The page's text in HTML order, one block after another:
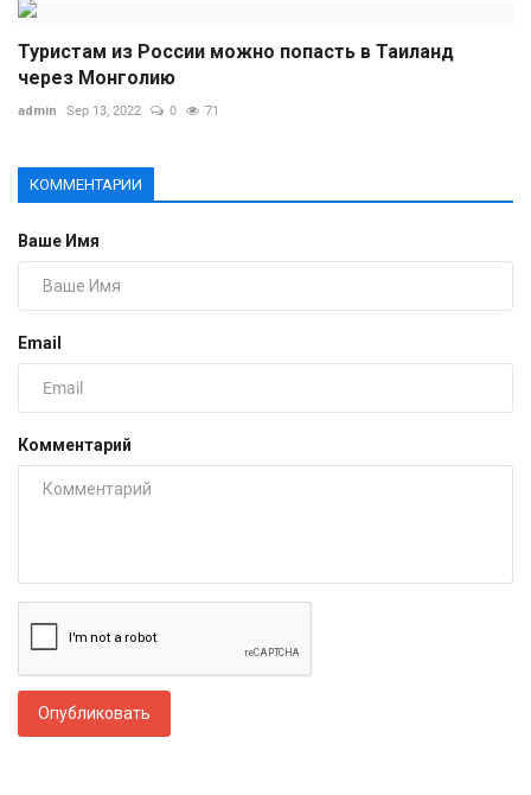
Туристам из России можно попасть в Таиланд
через Монголию
admin Sep 13, 2022 0 71
КОММЕНТАРИИ
Ваше Имя
Email
Комментарий
Опубликовать